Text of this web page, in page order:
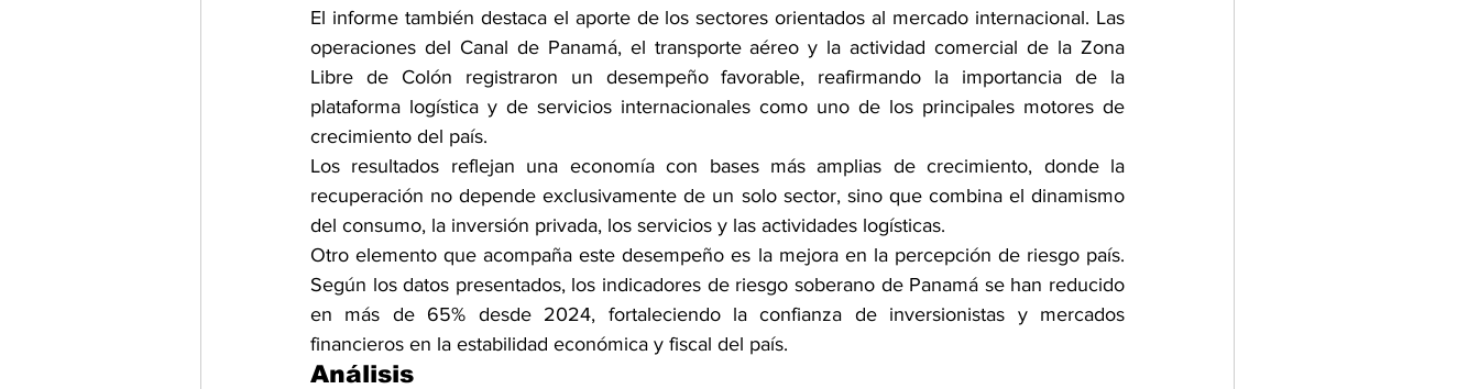
El informe también destaca el aporte de los sectores orientados al mercado internacional. Las
operaciones del Canal de Panamá, el transporte aéreo y la actividad comercial de la Zona
Libre de Colón registraron un desempeño favorable, reafirmando la importancia de la
plataforma logística y de servicios internacionales como uno de los principales motores de
crecimiento del país.
Los resultados reflejan una economía con bases más amplias de crecimiento, donde la
recuperación no depende exclusivamente de un solo sector, sino que combina el dinamismo
del consumo, la inversión privada, los servicios y las actividades logísticas.
Otro elemento que acompaña este desempeño es la mejora en la percepción de riesgo país.
Según los datos presentados, los indicadores de riesgo soberano de Panamá se han reducido
en más de 65% desde 2024, fortaleciendo la confianza de inversionistas y mercados
financieros en la estabilidad económica y fiscal del país.
Análisis